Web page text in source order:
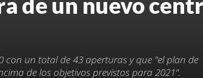
con un total de 43 aperturas y que "el plan de
de los objetivos previstos para 2021".